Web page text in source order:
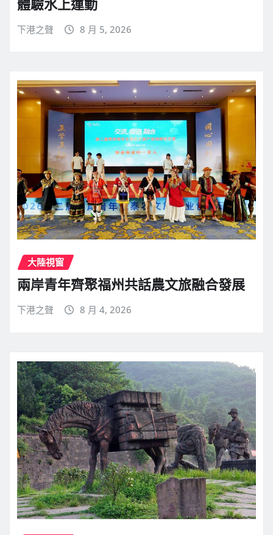
體驗水上運動
下港之聲 8 月 5, 2026
大陸視窗
兩岸青年齊聚福州共話農文旅融合發展
下港之聲 8 月 4, 2026